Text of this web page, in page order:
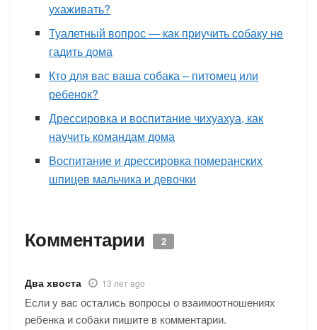
ухаживать?
Туалетный вопрос — как приучить собаку не
гадить дома
Кто для вас ваша собака – питомец или
ребенок?
Дрессировка и воспитание чихуахуа, как
научить командам дома
Воспитание и дрессировка померанских
шпицев мальчика и девочки
Комментарии 2
Два хвоста 13 лет ago
Если у вас остались вопросы о взаимоотношениях
ребенка и собаки пишите в комментарии.